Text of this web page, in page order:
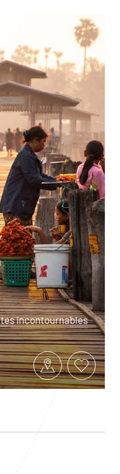
incontournables